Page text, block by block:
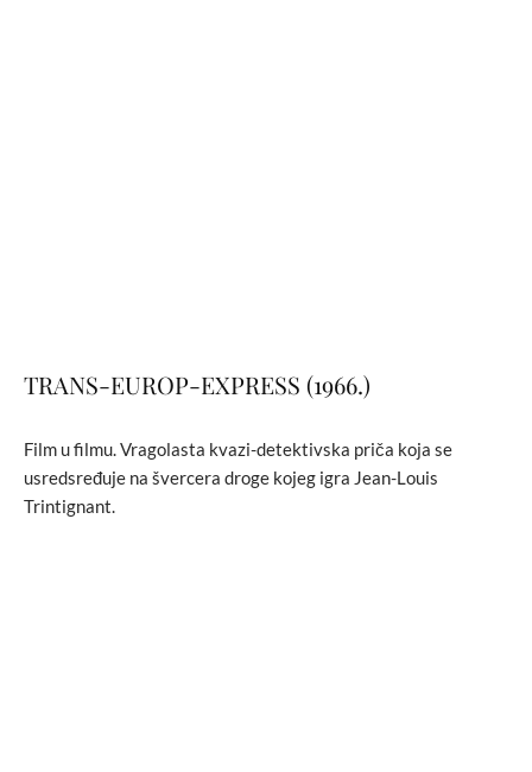
TRANS-EUROP-EXPRESS (1966.)
Film u filmu. Vragolasta kvazi-detektivska priča koja se
usredsređuje na švercera droge kojeg igra Jean-Louis
Trintignant.